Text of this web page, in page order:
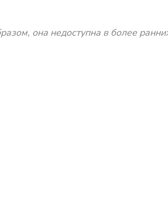
она недоступна в более